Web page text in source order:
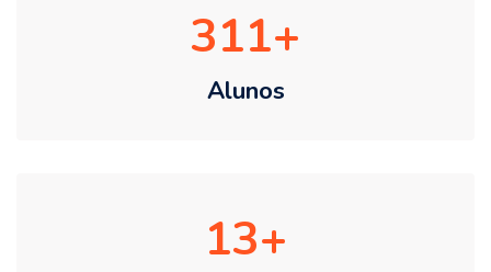
311
Alunos
13